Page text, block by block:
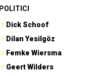
POLITICI
Dick Schoof
Dilan Yesilgöz
Femke Wiersma
Geert Wilders